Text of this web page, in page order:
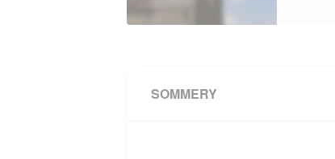
SOMMERY